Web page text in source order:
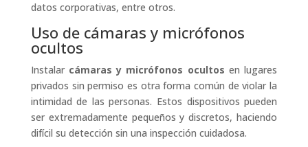
datos corporativas, entre otros.
Uso de cámaras y micrófonos
ocultos
Instalar cámaras y micrófonos ocultos en lugares
privados sin permiso es otra forma común de violar la
intimidad de las personas. Estos dispositivos pueden
ser extremadamente pequeños y discretos, haciendo
difícil su detección sin una inspección cuidadosa.